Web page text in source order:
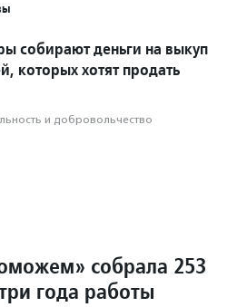
собирают деньги на выкуп
которых хотят продать
и доброволь­чест­во
собрала 253
года работы